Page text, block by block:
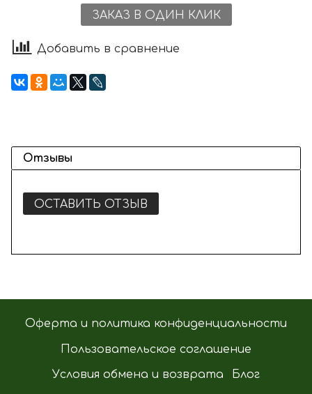
ЗАКАЗ В ОДИН КЛИК
Добавить в сравнение
Отзывы
ОСТАВИТЬ ОТЗЫВ
Оферта и политика конфиденциальности
Пользовательское соглашение
Условия обмена и возврата Блог